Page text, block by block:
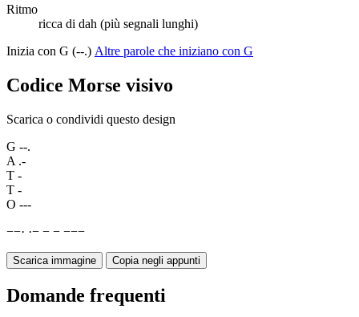
Ritmo
ricca di dah (più segnali lunghi)
Inizia con G (--.) Altre parole che iniziano con G
Codice Morse visivo
Scarica o condividi questo design
G --.
A .-
T -
T -
O ---
−−· ·− − − −−−
Scarica immagine Copia negli appunti
Domande frequenti